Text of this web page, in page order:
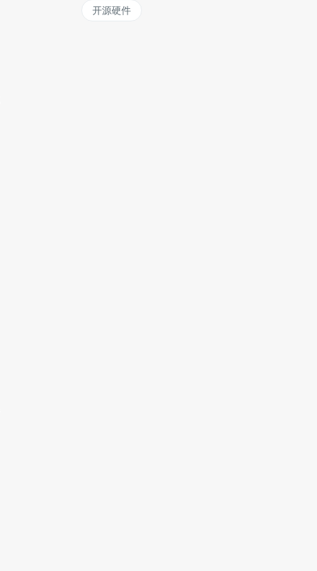
开源硬件